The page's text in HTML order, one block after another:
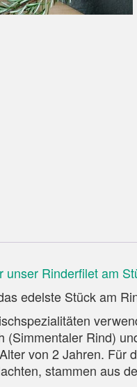
unser Rinderfilet am
edelste Stück am
(Simmentaler Rind)
von 2 Jahren. Für
stammen aus